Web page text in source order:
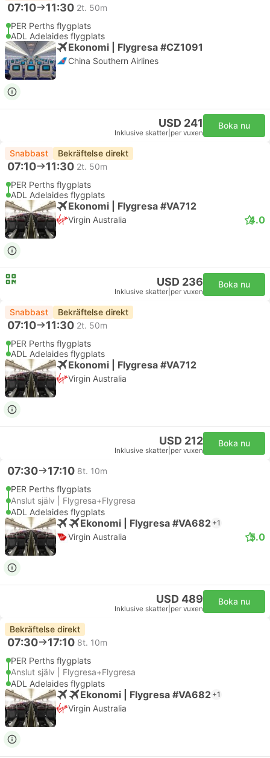
07:10 11:30 2t. 50m
PER Perths flygplats
ADL Adelaides flygplats
Ekonomi | Flygresa #CZ1091
China Southern Airlines
USD 241
Inklusive skatter per vuxen
Boka nu
Snabbast Bekräftelse direkt
07:10 11:30 2t. 50m
PER Perths flygplats
ADL Adelaides flygplats
Ekonomi | Flygresa #VA712
Virgin Australia 4.0
USD 236
Inklusive skatter per vuxen
Boka nu
Snabbast Bekräftelse direkt
07:10 11:30 2t. 50m
PER Perths flygplats
ADL Adelaides flygplats
Ekonomi | Flygresa #VA712
Virgin Australia
USD 212
Inklusive skatter per vuxen
Boka nu
07:30 17:10 8t. 10m
PER Perths flygplats
Anslut själv | Flygresa+Flygresa
ADL Adelaides flygplats
Ekonomi | Flygresa #VA682 +1
Virgin Australia 5.0
USD 489
Inklusive skatter per vuxen
Boka nu
Bekräftelse direkt
07:30 17:10 8t. 10m
PER Perths flygplats
Anslut själv | Flygresa+Flygresa
ADL Adelaides flygplats
Ekonomi | Flygresa #VA682 +1
Virgin Australia